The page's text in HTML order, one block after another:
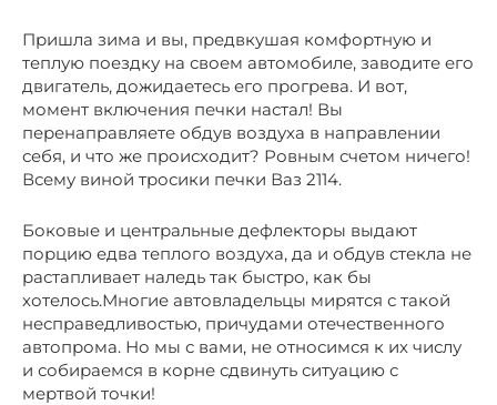
Пришла зима и вы, предвкушая комфортную и
теплую поездку на своем автомобиле, заводите его
двигатель, дожидаетесь его прогрева. И вот,
момент включения печки настал! Вы
перенаправляете обдув воздуха в направлении
себя, и что же происходит? Ровным счетом ничего!
Всему виной тросики печки Ваз 2114.
Боковые и центральные дефлекторы выдают
порцию едва теплого воздуха, да и обдув стекла не
растапливает наледь так быстро, как бы
хотелось.Многие автовладельцы мирятся с такой
несправедливостью, причудами отечественного
автопрома. Но мы с вами, не относимся к их числу
и собираемся в корне сдвинуть ситуацию с
мертвой точки!